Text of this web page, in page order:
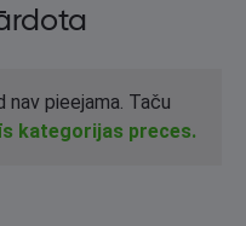
pieejama. Taču
kategorijas preces.